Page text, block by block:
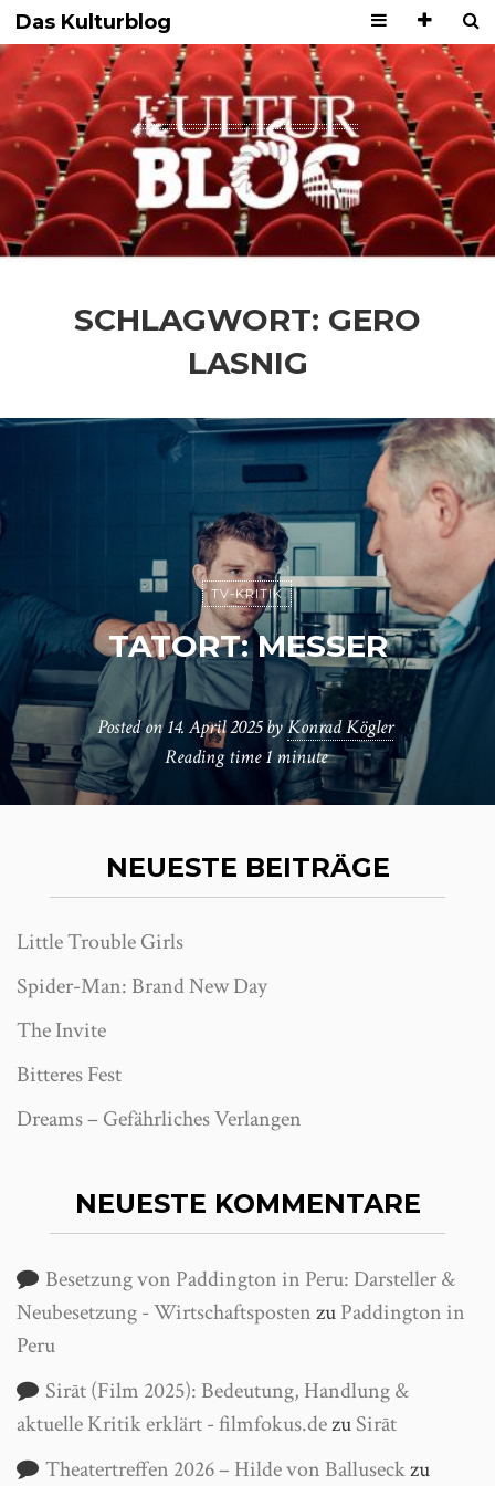
Das Kulturblog
SCHLAGWORT: GERO
LASNIG
TV-KRITIK
TATORT: MESSER
Posted on14. April 2025 byKonrad Kögler
Reading time1 minute
NEUESTE BEITRÄGE
Little Trouble Girls
Spider-Man: Brand New Day
The Invite
Bitteres Fest
Dreams – Gefährliches Verlangen
NEUESTE KOMMENTARE
Besetzung von Paddington in Peru: Darsteller &
Neubesetzung - WirtschaftspostenzuPaddington in
Peru
Sirāt (Film 2025): Bedeutung, Handlung &
aktuelle Kritik erklärt - filmfokus.dezuSirāt
Theatertreffen 2026 – Hilde von Balluseckzu